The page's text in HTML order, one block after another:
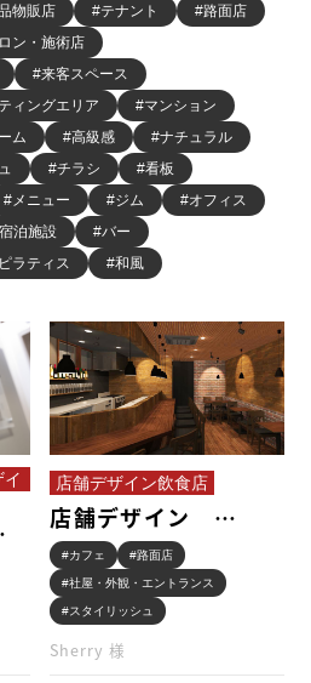
物販店 #テナント
#路面店
ン・施術店
#来客スペース
ィングエリア
#マンション
ム #高級感
#ナチュラル
#チラシ
#看板
#メニュー #ジム
#オフィス
泊施設
#バー
ラティス #和風
店舗デザイン飲食店
店舗デザイン
Sherry 様 ca…
#カフェ #路面店
#社屋・外観・エントランス
#スタイリッシュ
Sherry 様